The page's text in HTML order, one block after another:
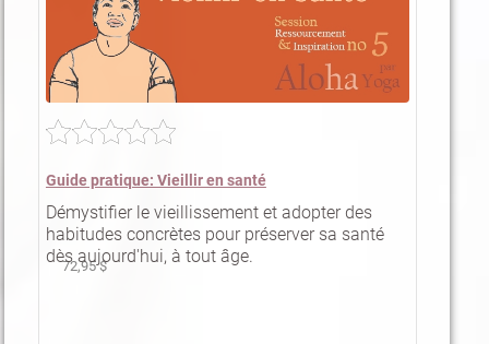
Guide pratique: Vieillir en santé
Démystifier le vieillissement et adopter des
habitudes concrètes pour préserver sa santé
dès aujourd'hui, à tout âge.
72,95 $